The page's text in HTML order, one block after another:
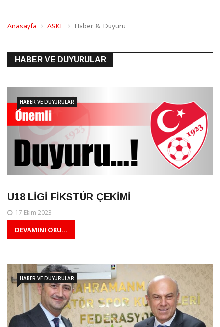
Anasayfa ASKF Haber & Duyuru
HABER VE DUYURULAR
U18 LİGİ FİKSTÜR ÇEKİMİ
HABER VE DUYURULAR
17 Ekim 2023
DEVAMINI OKU...
HABER VE DUYURULAR